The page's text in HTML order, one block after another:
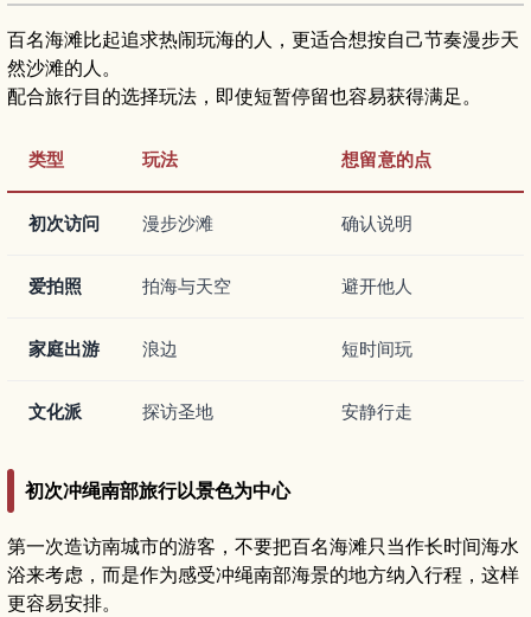
百名海滩比起追求热闹玩海的人，更适合想按自己节奏漫步天
然沙滩的人。
配合旅行目的选择玩法，即使短暂停留也容易获得满足。
类型 玩法 想留意的点
初次访问 漫步沙滩 确认说明
爱拍照 拍海与天空 避开他人
家庭出游 浪边 短时间玩
文化派 探访圣地 安静行走
初次冲绳南部旅行以景色为中心
第一次造访南城市的游客，不要把百名海滩只当作长时间海水
浴来考虑，而是作为感受冲绳南部海景的地方纳入行程，这样
更容易安排。